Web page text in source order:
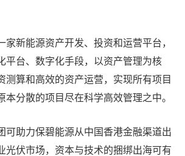
新能源资产开发、投资和运营平台，
平台、数字化手段，以资产管理为核
测算和高效的资产运营，实现所有项目
分散的项目尽在科学高效管理之中。
可助力保碧能源从中国香港金融渠道出
光伏市场，资本与技术的捆绑出海可有